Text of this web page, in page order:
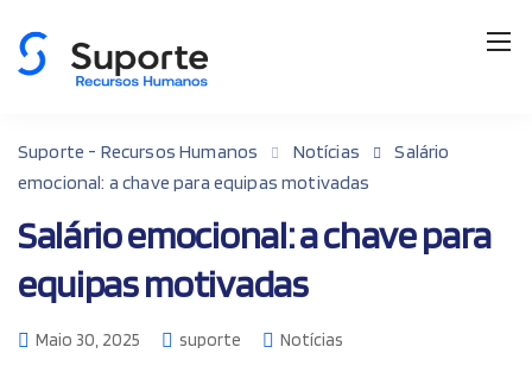
Suporte - Recursos Humanos Notícias
Salário
emocional: a chave para equipas motivadas
Salário emocional: a chave para
equipas motivadas
Maio 30, 2025 suporte Notícias